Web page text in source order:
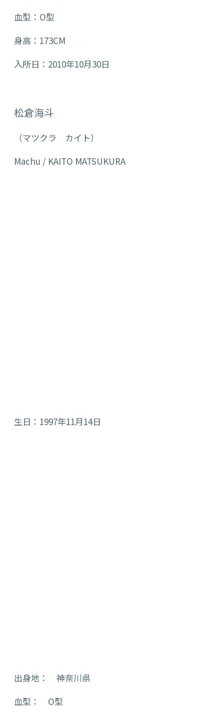
血型：O型
身高：173CM
入所日：2010年10月30日
松倉海斗
（マツクラ カイト）
Machu / KAITO MATSUKURA
生日：1997年11月14日
出身地： 神奈川県
血型： O型